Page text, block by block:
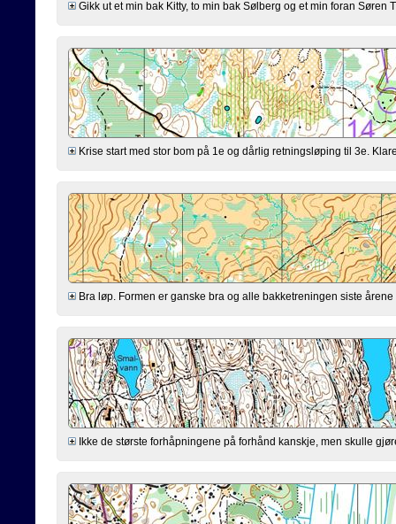
Gikk ut et min bak Kitty, to min bak Sølberg og et min foran
Krise start med stor bom på 1e og dårlig retningsløping til 3e.
Bra løp. Formen er ganske bra og alle bakketreningen siste
Ikke de største forhåpningene på forhånd kanskje, men skulle